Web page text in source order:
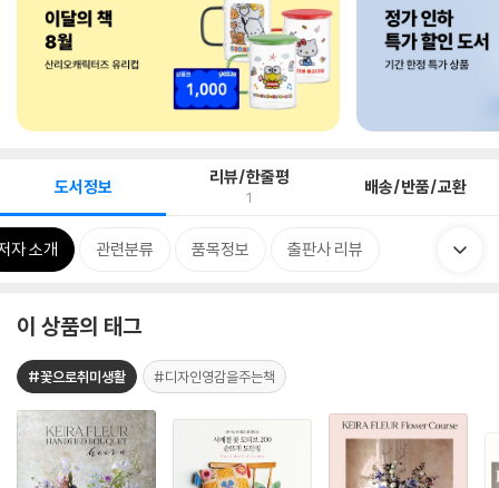
도서정보 리뷰/한줄평
1 배송/반품/교환
자 소개 관련분류 품목정보 출판사 리뷰
이 상품의 태그
#꽃으로취미생활 #디자인영감을주는책